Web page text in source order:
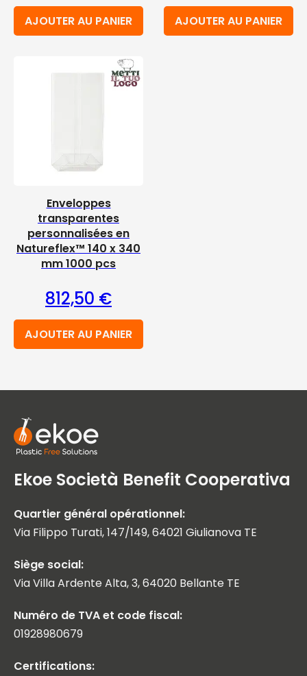
AJOUTER AU PANIER AJOUTER AU PANIER
Enveloppes
transparentes
personnalisées en
Natureflex™ 140 x 340
mm 1000 pcs
812,50 €
AJOUTER AU PANIER
Ekoe Società Benefit Cooperativa
Quartier général opérationnel:
Via Filippo Turati, 147/149, 64021 Giulianova TE
Siège social:
Via Villa Ardente Alta, 3, 64020 Bellante TE
Numéro de TVA et code fiscal:
01928980679
Certifications: